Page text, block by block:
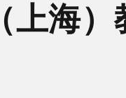
上海